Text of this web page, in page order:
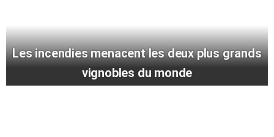
Les incendies menacent les deux plus grands
vignobles du monde